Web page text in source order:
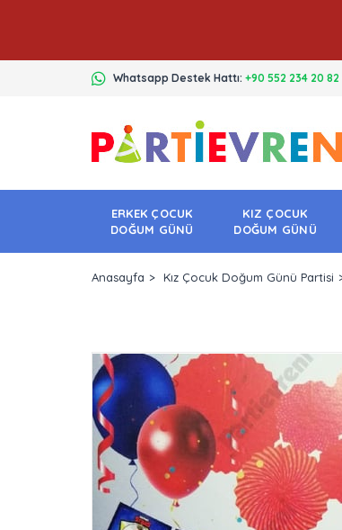
Whatsapp Destek Hattı: +90 552 234 20 82
ERKEK ÇOCUK
DOĞUM GÜNÜ
KIZ ÇOCUK
DOĞUM GÜNÜ
Anasayfa Kız Çocuk Doğum Günü Partisi